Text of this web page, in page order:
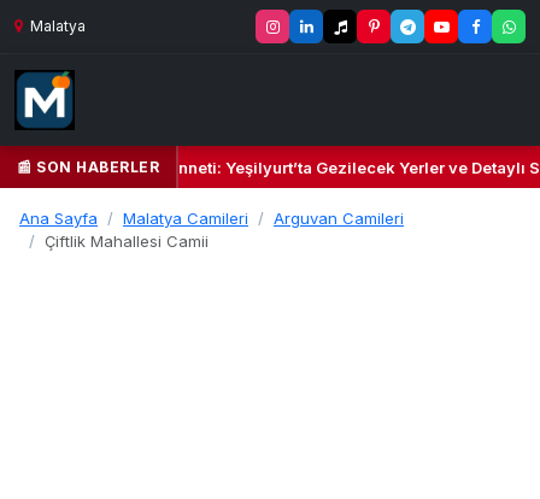
Malatya
📰 SON HABERLER
Kalbi ve Kültür Cenneti: Yeşilyurt’ta Gezilecek Yerler ve Detaylı
Ana Sayfa Malatya Camileri
Arguvan Camileri
Çiftlik Mahallesi Camii